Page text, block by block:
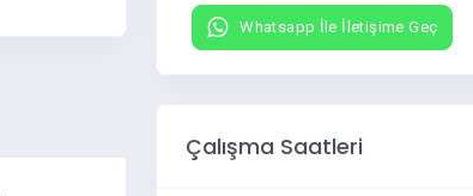
Whatsapp İle İletişime Geç
Çalışma Saatleri